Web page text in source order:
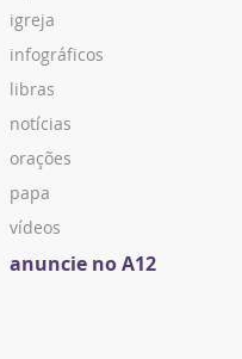
igreja
infográficos
libras
notícias
orações
papa
vídeos
anuncie no A12